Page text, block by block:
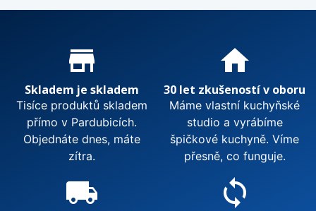
Proč nakupovat u nás?
store_mall_directory
Skladem je skladem
Tisíce produktů skladem
přímo v Pardubicích.
Objednáte dnes, máte
zítra.
home
30 let zkušeností v oboru
Máme vlastní kuchyňské
studio a vyrábíme
špičkové kuchyně. Víme
přesně, co funguje.
local_shipping sync